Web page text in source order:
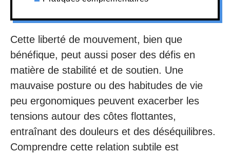
Cette liberté de mouvement, bien que
bénéfique, peut aussi poser des défis en
matière de stabilité et de soutien. Une
mauvaise posture ou des habitudes de vie
peu ergonomiques peuvent exacerber les
tensions autour des côtes flottantes,
entraînant des douleurs et des déséquilibres.
Comprendre cette relation subtile est